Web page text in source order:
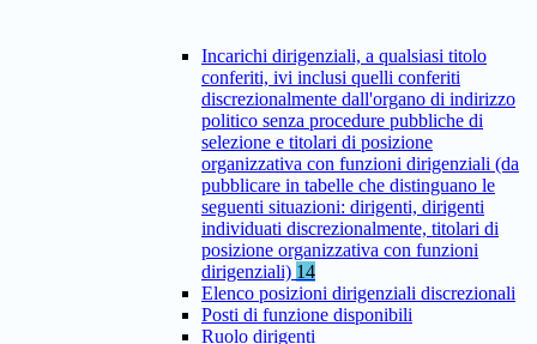
Incarichi dirigenziali, a qualsiasi titolo
conferiti, ivi inclusi quelli conferiti
discrezionalmente dall'organo di indirizzo
politico senza procedure pubbliche di
selezione e titolari di posizione
organizzativa con funzioni dirigenziali (da
pubblicare in tabelle che distinguano le
seguenti situazioni: dirigenti, dirigenti
individuati discrezionalmente, titolari di
posizione organizzativa con funzioni
dirigenziali) 14
Elenco posizioni dirigenziali discrezionali
Posti di funzione disponibili
Ruolo dirigenti